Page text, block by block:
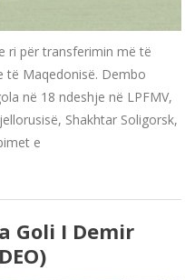
ri për transferimin më të
të Maqedonisë. Dembo
në 18 ndeshje në LPFMV,
Shakhtar Soligorsk,
e
Goli I Demir